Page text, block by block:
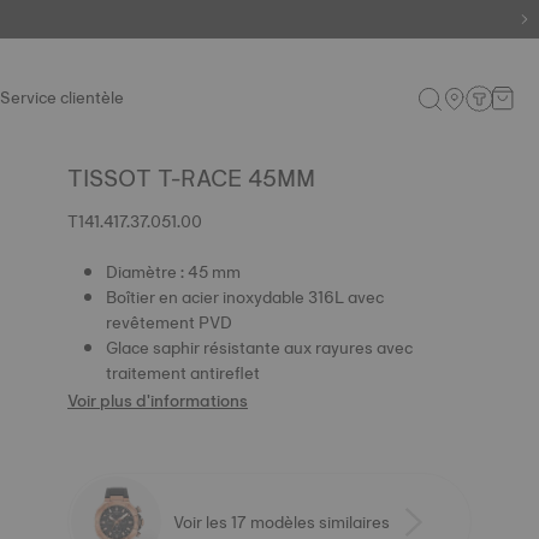
Service clientèle
TISSOT T-RACE 45MM
T141.417.37.051.00
Diamètre : 45 mm
Boîtier en acier inoxydable 316L avec
revêtement PVD
Glace saphir résistante aux rayures avec
traitement antireflet
Voir plus d'informations
Voir les 17 modèles similaires